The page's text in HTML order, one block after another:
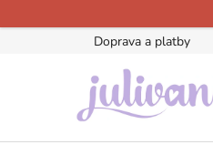
na
Doprava a platby